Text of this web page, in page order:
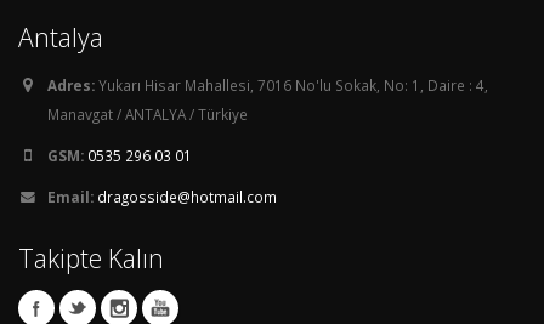
Antalya
Adres:Yukarı Hisar Mahallesi, 7016 No'lu Sokak, No: 1, Daire : 4,
Manavgat / ANTALYA / Türkiye
GSM: 0535 296 03 01
Email: dragosside@hotmail.com
Takipte Kalın